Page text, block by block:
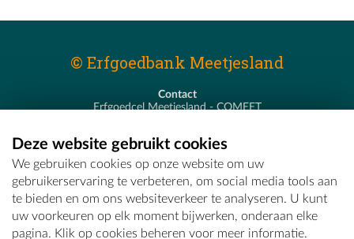
© Erfgoedbank Meetjesland
Contact
Erfgoedcel Meetjesland - COMEET
T - 09 373 75 96
E -erfgoedcel@comeet.be
Deze website gebruikt cookies
We gebruiken cookies op onze website om uw
gebruikerservaring te verbeteren, om social media tools aan
te bieden en om ons websiteverkeer te analyseren. U kunt
uw voorkeuren op elk moment bijwerken, onderaan elke
pagina. Klik op cookies beheren voor meer informatie.